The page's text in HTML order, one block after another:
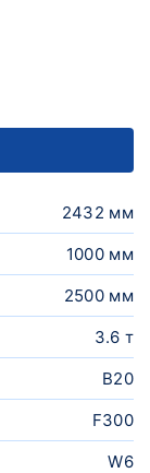
2432 мм
1000 мм
2500 мм
3.6 т
B20
F300
W6